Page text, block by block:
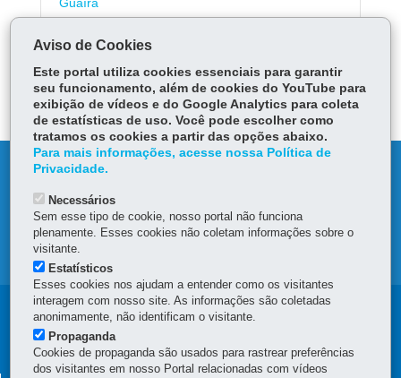
DEIXE SUA OPINIÃO
MAPA DO SITE
DENUNCIE CORRUPÇÃO
OUVIDORIA
Navegação
principal
Aviso de Cookies
Este portal utiliza cookies essenciais para garantir
seu funcionamento, além de cookies do YouTube para
exibição de vídeos e do Google Analytics para coleta
de estatísticas de uso. Você pode escolher como
tratamos os cookies a partir das opções abaixo.
Para mais informações, acesse nossa Política de
Privacidade.
Necessários
Sem esse tipo de cookie, nosso portal não funciona
plenamente. Esses cookies não coletam informações sobre o
visitante.
Estatísticos
Esses cookies nos ajudam a entender como os visitantes
interagem com nosso site. As informações são coletadas
anonimamente, não identificam o visitante.
Propaganda
Cookies de propaganda são usados para rastrear preferências
dos visitantes em nosso Portal relacionadas com vídeos